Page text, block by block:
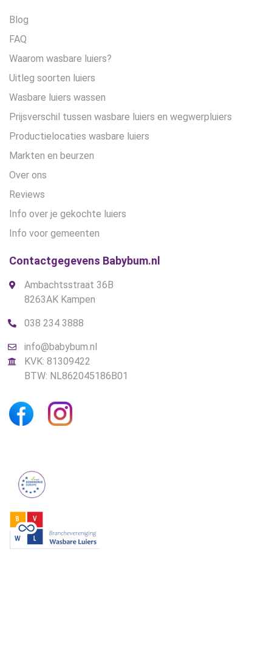
Blog
FAQ
Waarom wasbare luiers?
Uitleg soorten luiers
Wasbare luiers wassen
Prijsverschil tussen wasbare luiers en wegwerpluiers
Productielocaties wasbare luiers
Markten en beurzen
Over ons
Reviews
Info over je gekochte luiers
Info voor gemeenten
Contactgegevens Babybum.nl
Ambachtsstraat 36B
8263AK Kampen
038 234 3888
info@babybum.nl
KVK: 81309422
BTW: NL862045186B01